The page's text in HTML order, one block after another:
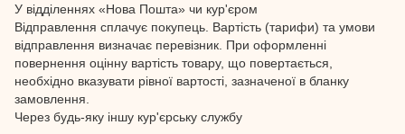
У відділеннях «Нова Пошта» чи кур'єром
Відправлення сплачує покупець. Вартість (тарифи) та умови
відправлення визначає перевізник. При оформленні
повернення оцінну вартість товару, що повертається,
необхідно вказувати рівної вартості, зазначеної в бланку
замовлення.
Через будь-яку іншу кур'єрську службу